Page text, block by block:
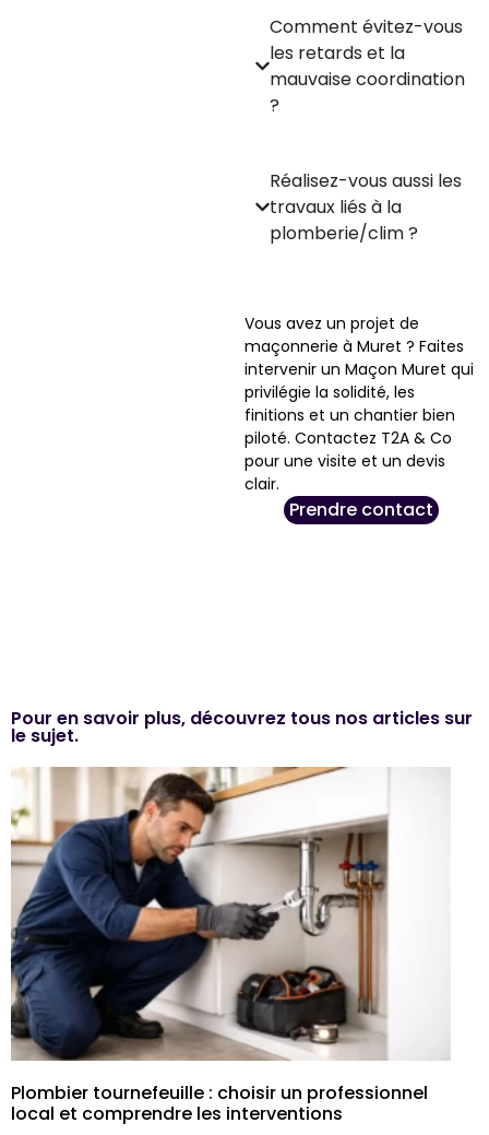
Comment évitez-vous
les retards et la
mauvaise coordination
?
Réalisez-vous aussi les
travaux liés à la
plomberie/clim ?
Vous avez un projet de
maçonnerie à Muret ? Faites
intervenir un Maçon Muret qui
privilégie la solidité, les
finitions et un chantier bien
piloté. Contactez T2A & Co
pour une visite et un devis
clair.
Prendre contact
Pour en savoir plus, découvrez tous nos articles sur
le sujet.
Plombier tournefeuille : choisir un professionnel
local et comprendre les interventions